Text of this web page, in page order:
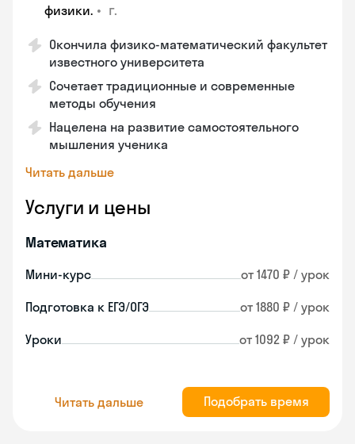
физики. • г.
Окончила физико-математический факультет
известного университета
Сочетает традиционные и современные
методы обучения
Нацелена на развитие самостоятельного
мышления ученика
Читать дальше
Услуги и цены
Математика
Мини-курс от 1470 ₽ / урок
Подготовка к ЕГЭ/ОГЭ от 1880 ₽ / урок
Уроки от 1092 ₽ / урок
Читать дальше Подобрать время